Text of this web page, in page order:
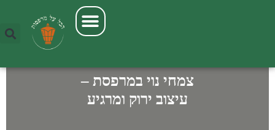
צמחי נוי במרפסת –
עיצוב ירוק ומרגיע